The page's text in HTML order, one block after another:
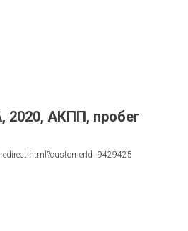
2020, АКПП, пробег